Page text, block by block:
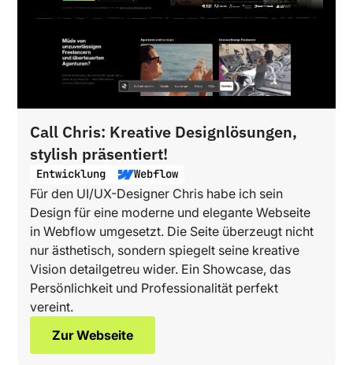
Call Chris: Kreative Designlösungen,
stylish präsentiert!
Entwicklung Webflow
Für den UI/UX-Designer Chris habe ich sein
Design für eine moderne und elegante Webseite
in Webflow umgesetzt. Die Seite überzeugt nicht
nur ästhetisch, sondern spiegelt seine kreative
Vision detailgetreu wider. Ein Showcase, das
Persönlichkeit und Professionalität perfekt
vereint.
Zur Webseite